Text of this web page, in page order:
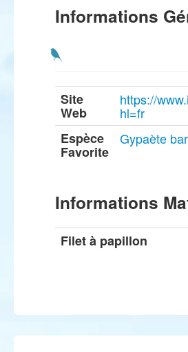
Informations
Site
Web
https://
hl=fr
Espèce
Favorite
Gypaète
Informations
Filet à papillon